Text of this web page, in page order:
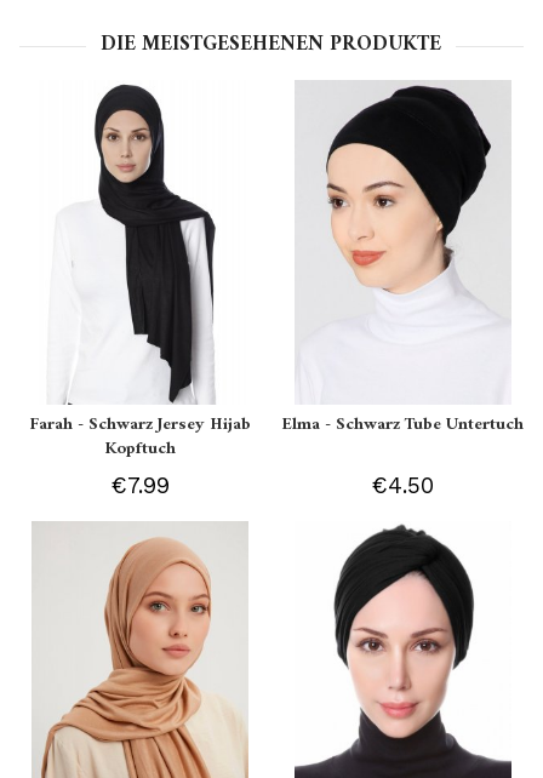
DIE MEISTGESEHENEN PRODUKTE
Farah - Schwarz Jersey Hijab
Kopftuch
€7.99
Elma - Schwarz Tube Untertuch
€4.50